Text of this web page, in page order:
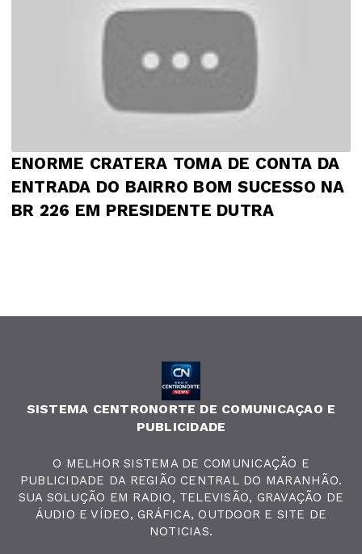
ENORME CRATERA TOMA DE CONTA DA
ENTRADA DO BAIRRO BOM SUCESSO NA
BR 226 EM PRESIDENTE DUTRA
SISTEMA CENTRONORTE DE COMUNICAÇAO E
PUBLICIDADE
O MELHOR SISTEMA DE COMUNICAÇÃO E
PUBLICIDADE DA REGIÃO CENTRAL DO MARANHÃO.
SUA SOLUÇÃO EM RADIO, TELEVISÃO, GRAVAÇÃO DE
ÁUDIO E VÍDEO, GRÁFICA, OUTDOOR E SITE DE
NOTICIAS.